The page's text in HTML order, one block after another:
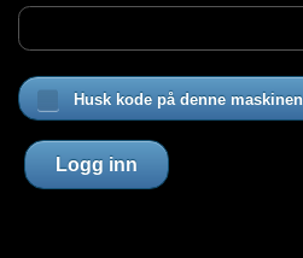
Husk kode på denne maskinen
Logg inn